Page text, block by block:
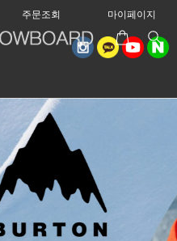
주문조회 마이페이지